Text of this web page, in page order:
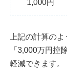
1,000円
上記の計算の
「3,000万円控
軽減できます。